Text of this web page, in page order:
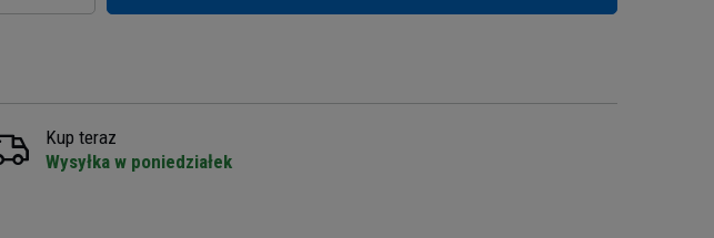
Kup teraz
Wysyłka w poniedziałek